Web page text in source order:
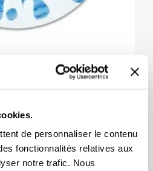
de personnaliser le contenu
fonctionnalités relatives aux
notre trafic. Nous
En Microfibre 7